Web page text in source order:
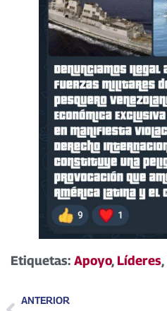
Etiquetas: Apoyo, Líderes,
ANTERIOR